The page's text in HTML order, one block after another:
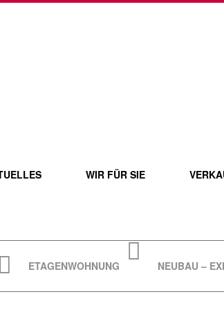
WIR FÜR SIE
ETAGENWOHNUNG NEUBAU –